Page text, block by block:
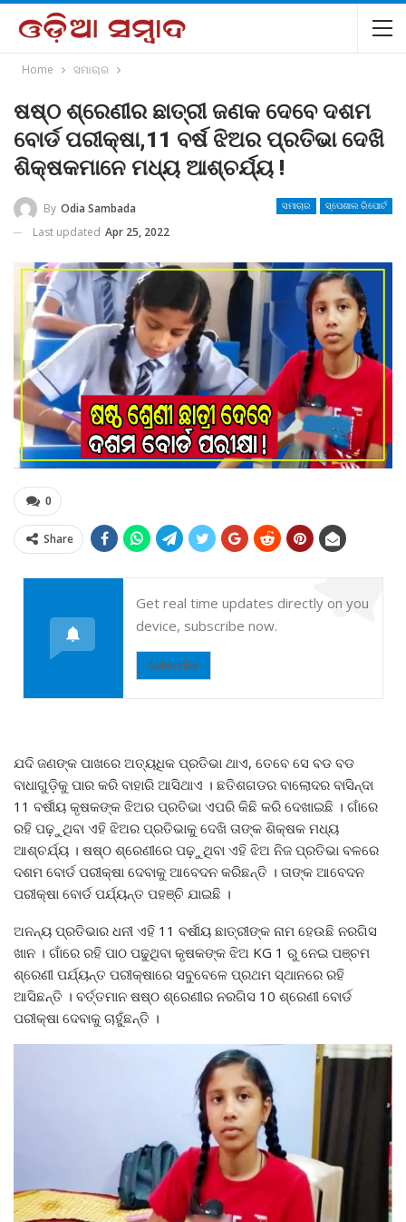
Home ସମାଚାର
ଷଷ୍ଠ ଶ୍ରେଣୀର ଛାତ୍ରୀ ଜଣକ ଦେବେ ଦଶମ
ବୋର୍ଡ ପରୀକ୍ଷା,11 ବର୍ଷ ଝିଅର ପ୍ରତିଭା ଦେଖି
ଶିକ୍ଷକମାନେ ମଧ୍ୟ ଆଶ୍ଚର୍ଯ୍ୟ !
ସମାଚାର ସ୍ପେଶାଲ ରିପୋର୍ଟ
By Odia Sambada
Last updated Apr 25, 2022
0
Share
Get real time updates directly on you
device, subscribe now.
Subscribe
ଯଦି ଜଣଙ୍କ ପାଖରେ ଅତ୍ୟଧିକ ପ୍ରତିଭା ଥାଏ, ତେବେ ସେ ବଡ ବଡ
ବାଧାଗୁଡ଼ିକୁ ପାର କରି ବାହାରି ଆସିଥାଏ । ଛତିଶଗଡର ବାଲୋଦର ବାସିନ୍ଦା
11 ବର୍ଷୀୟ କୃଷକଙ୍କ ଝିଅର ପ୍ରତିଭା ଏପରି କିଛି କରି ଦେଖାଇଛି । ଗାଁରେ
ରହି ପଢ଼ୁଥିବା ଏହି ଝିଅର ପ୍ରତିଭାକୁ ଦେଖି ତାଙ୍କ ଶିକ୍ଷକ ମଧ୍ୟ
ଆଶ୍ଚର୍ଯ୍ୟ । ଷଷ୍ଠ ଶ୍ରେଣୀରେ ପଢ଼ୁଥିବା ଏହି ଝିଅ ନିଜ ପ୍ରତିଭା ବଳରେ
ଦଶମ ବୋର୍ଡ ପରୀକ୍ଷା ଦେବାକୁ ଆବେଦନ କରିଛନ୍ତି । ତାଙ୍କ ଆବେଦନ
ପରୀକ୍ଷା ବୋର୍ଡ ପର୍ଯ୍ୟନ୍ତ ପହଞ୍ଚି ଯାଇଛି ।
ଅନନ୍ୟ ପ୍ରତିଭାର ଧନୀ ଏହି 11 ବର୍ଷୀୟ ଛାତ୍ରୀଙ୍କ ନାମ ହେଉଛି ନରଗିସ
ଖାନ । ଗାଁରେ ରହି ପାଠ ପଢୁଥିବା କୃଷକଙ୍କ ଝିଅ KG 1 ରୁ ନେଇ ପଞ୍ଚମ
ଶ୍ରେଣୀ ପର୍ଯ୍ୟନ୍ତ ପରୀକ୍ଷାରେ ସବୁବେଳେ ପ୍ରଥମ ସ୍ଥାନରେ ରହି
ଆସିଛନ୍ତି । ବର୍ତ୍ତମାନ ଷଷ୍ଠ ଶ୍ରେଣୀର ନରଗିସ 10 ଶ୍ରେଣୀ ବୋର୍ଡ
ପରୀକ୍ଷା ଦେବାକୁ ଚାହୁଁଛନ୍ତି ।